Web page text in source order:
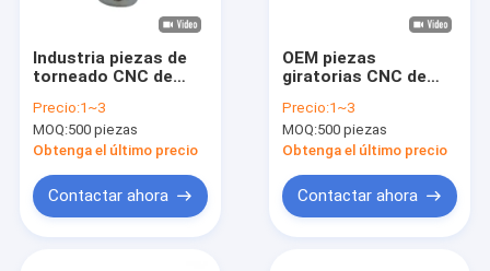
Industria piezas de
torneado CNC de
piezas de repuesto
de máquinas de
torno CNC
Precio:1~3
MOQ:500 piezas
Obtenga el último precio
Contactar ahora
OEM piezas
giratorias CNC de
industria automotriz
/ aeroespacial
Precio:1~3
MOQ:500 piezas
Obtenga el último precio
Contactar ahora